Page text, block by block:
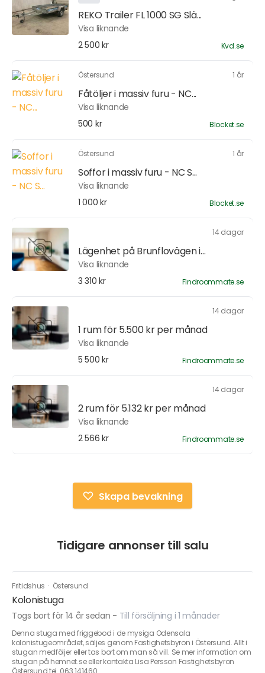
REKO Trailer FL 1000 SG Slä...
Visa liknande
2 500 kr
Kvd.se
Östersund 1 år
Fåtöljer i massiv furu - NC...
Visa liknande
500 kr
Blocket.se
Östersund 1 år
Soffor i massiv furu - NC S...
Visa liknande
1 000 kr
Blocket.se
14 dagar
Lägenhet på Brunflovägen i...
Visa liknande
3 310 kr
Findroommate.se
14 dagar
1 rum för 5.500 kr per månad
Visa liknande
5 500 kr
Findroommate.se
14 dagar
2 rum för 5.132 kr per månad
Visa liknande
2 566 kr
Findroommate.se
Skapa bevakning
Tidigare annonser till salu
Fritidshus · Östersund
Kolonistuga
Togs bort för 14 år sedan - Till försäljning i 1 månader
Denna stuga med friggebod i de mysiga Odensala
kolonistugeområdet, säljes genom Fastighetsbyron i Östersund. Allt i
stugan medföljer eller tas bort om man så vill. Se mer information om
stugan på hemnet.se eller kontakta Lisa Persson Fastighetsbyron